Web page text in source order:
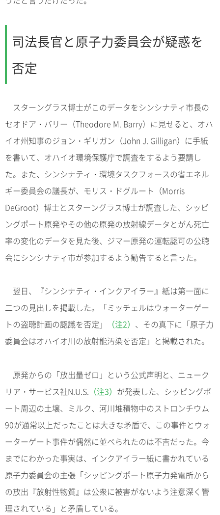
司法長官と原子力委員会が疑惑を
否定
スターングラス博士がこのデータをシンシナティ市長の
セオドア・バリー（Theodore M. Barry）に見せると、オハ
イオ州知事のジョン・ギリガン（John J. Gilligan）に手紙
を書いて、オハイオ環境保護庁で調査をするよう要請し
た。また、シンシナティ・環境タスクフォースの省エネル
ギー委員会の議長が、モリス・ドグルート（Morris
DeGroot）博士とスターングラス博士が調査した、シッピ
ングポート原発やその他の原発の放射線データとがん死亡
率の変化のデータを見た後、ジマー原発の運転認可の公聴
会にシンシナティ市が参加するよう勧告すると言った。
翌日、『シンシナティ・インクアイラー』紙は第一面に
二つの見出しを掲載した。「ミッチェルはウォーターゲー
トの盗聴計画の認識を否定」
（注2） 、その真下に「原子力
委員会はオハイオ川の放射能汚染を否定」と掲載された。
原発からの「放出量ゼロ」という公式声明と、ニューク
リア・サービス社N.U.S.
（注3） が発表した、シッピングポ
ート周辺の土壌、ミルク、河川堆積物中のストロンチウム
90が通常以上だったことは大きな矛盾で、この事件とウォ
ーターゲート事件が偶然に並べられたのは不吉だった。今
までにわかった事実は、インクアイラー紙に書かれている
原子力委員会の主張「シッピングポート原子力発電所から
の放出『放射性物質』は公衆に被害がないよう注意深く管
理されている」と矛盾している。